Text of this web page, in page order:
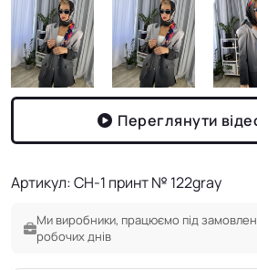
Переглянути
Артикул: CH-1 принт № 122gray
Ми виробники, працюємо під
робочих днів